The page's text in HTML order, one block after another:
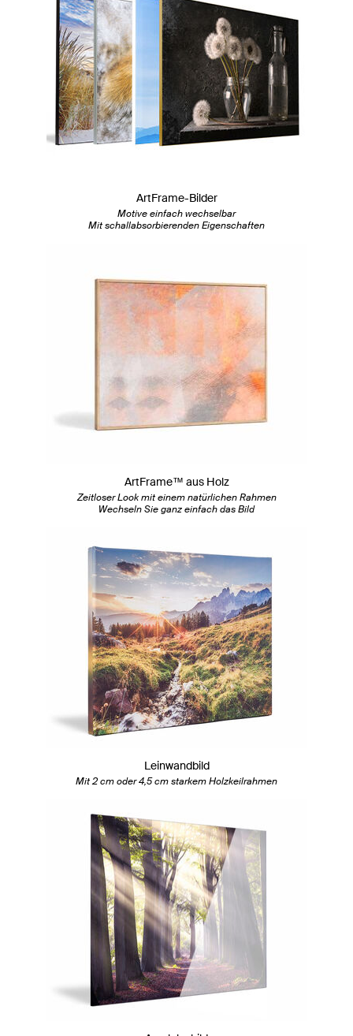
ArtFrame-Bilder
Motive einfach wechselbar
Mit schallabsorbierenden Eigenschaften
ArtFrame™ aus Holz
Zeitloser Look mit einem natürlichen Rahmen
Wechseln Sie ganz einfach das Bild
Leinwandbild
Mit 2 cm oder 4,5 cm starkem Holzkeilrahmen